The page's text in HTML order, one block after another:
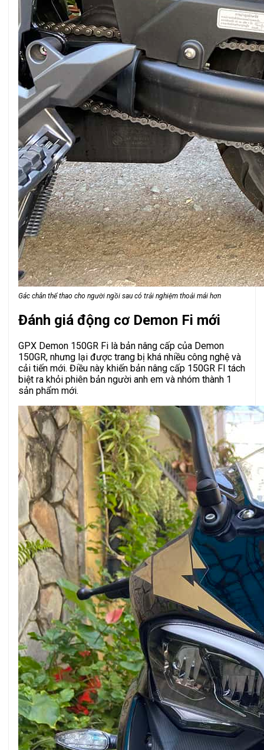
Gác chân thể thao cho người ngồi sau có trải nghiệm thoải mái hơn
Đánh giá động cơ Demon Fi mới
GPX Demon 150GR Fi là bản nâng cấp của Demon
150GR, nhưng lại được trang bị khá nhiều công nghệ và
cải tiến mới. Điều này khiến bản nâng cấp 150GR FI tách
biệt ra khỏi phiên bản người anh em và nhóm thành 1
sản phẩm mới.